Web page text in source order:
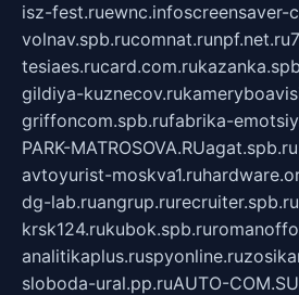
isz-fest.ruewnc.infoscreensaver-
volnav.spb.rucomnat.runpf.net.ru
tesiaes.rucard.com.ru
gildiya-kuznecov.ru
griffoncom.spb.rufabrika-
PARK-MATROSOVA.RUagat.spb.ru
avtoyurist-moskva1.ru
dg-lab.ruangrup.rurecruiter.spb.ru
krsk124.rukubok.spb.ru
analitikaplus.ruspyonline.ru
sloboda-ural.pp.ruAUTO-COM.SU